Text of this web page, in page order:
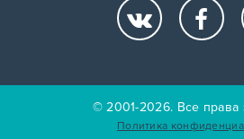
© 2001-2026. Все
Политика